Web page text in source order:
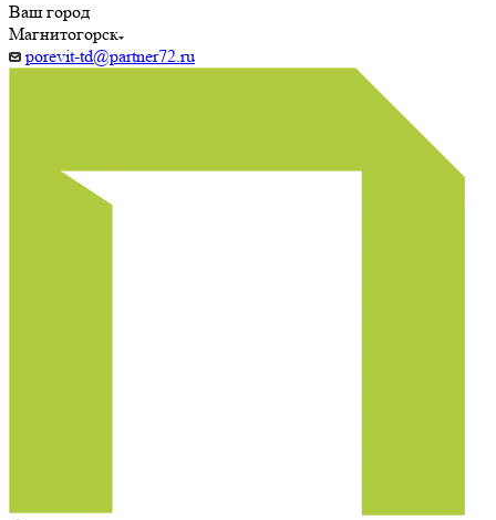
Ваш город
Магнитогорск
porevit-td@partner72.ru